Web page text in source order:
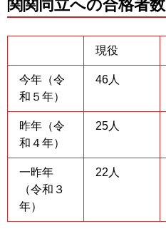
関関同立への合格者数
現役
今年（令
和５年）
46人
昨年（令
和４年）
25人
一昨年
（令和３
年）
22人